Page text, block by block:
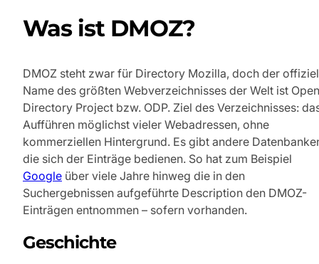
Was ist DMOZ?
DMOZ steht zwar für Directory Mozilla, doch der
Name des größten Webverzeichnisses der Welt ist Open
Directory Project bzw. ODP. Ziel des Verzeichnisses:
Aufführen möglichst vieler Webadressen, ohne
kommerziellen Hintergrund. Es gibt andere
die sich der Einträge bedienen. So hat zum Beispiel
Google über viele Jahre hinweg die in den
Suchergebnissen aufgeführte Description den DMOZ-
Einträgen entnommen – sofern vorhanden.
Geschichte